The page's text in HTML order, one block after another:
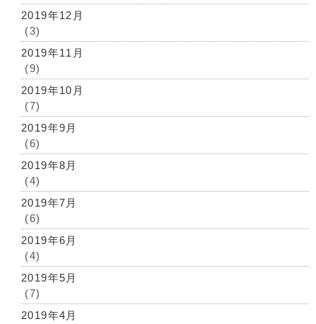
2019年12月
(3)
2019年11月
(9)
2019年10月
(7)
2019年9月
(6)
2019年8月
(4)
2019年7月
(6)
2019年6月
(4)
2019年5月
(7)
2019年4月